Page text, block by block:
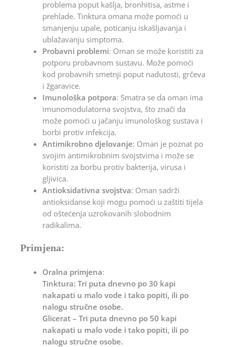
problema poput kašlja, bronhitisa, astme i
prehlade. Tinktura omana može pomoći u
smanjenju upale, poticanju iskašljavanja i
ublažavanju simptoma.
Probavni problemi: Oman se može koristiti za
potporu probavnom sustavu. Može pomoći
kod probavnih smetnji poput nadutosti, grčeva
i žgaravice.
Imunološka potpora: Smatra se da oman ima
imunomodulatorna svojstva, što znači da
može pomoći u jačanju imunološkog sustava i
borbi protiv infekcija.
Antimikrobno djelovanje: Oman je poznat po
svojim antimikrobnim svojstvima i može se
koristiti za borbu protiv bakterija, virusa i
gljivica.
Antioksidativna svojstva: Oman sadrži
antioksidanse koji mogu pomoći u zaštiti tijela
od oštećenja uzrokovanih slobodnim
radikalima.
Primjena:
Oralna primjena:
Tinktura: Tri puta dnevno po 30 kapi
nakapati u malo vode i tako popiti, ili po
nalogu stručne osobe.
Glicerat – Tri puta dnevno po 50 kapi
nakapati u malo vode i tako popiti, ili po
nalogu stručne osobe.